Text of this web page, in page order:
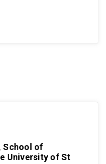
School of
University of St